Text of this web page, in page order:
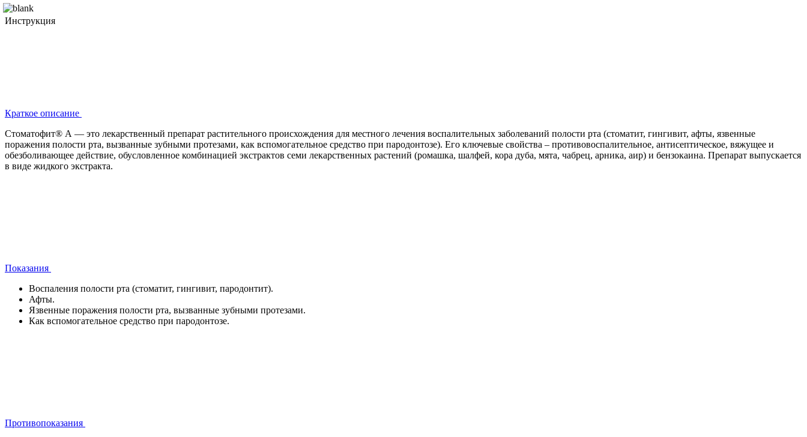
Инструкция
Краткое описание
Стоматофит® А — это лекарственный препарат растительного происхождения для местного лечения воспалительных заболеваний полости рта (стоматит, гингивит, афты, язвенные
поражения полости рта, вызванные зубными протезами, как вспомогательное средство при пародонтозе). Его ключевые свойства – противовоспалительное, антисептическое, вяжущее и
обезболивающее действие, обусловленное комбинацией экстрактов семи лекарственных растений (ромашка, шалфей, кора дуба, мята, чабрец, арника, аир) и бензокаина. Препарат выпускается
в виде жидкого экстракта.
Показания
Воспаления полости рта (стоматит, гингивит, пародонтит).
Афты.
Язвенные поражения полости рта, вызванные зубными протезами.
Как вспомогательное средство при пародонтозе.
Противопоказания